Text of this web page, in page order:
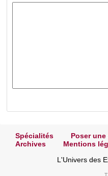
Spécialités Poser
Archives
Mentions
L'Univers des